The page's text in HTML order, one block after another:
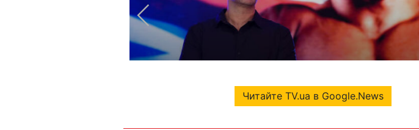
Читайте TV.ua в Google.News